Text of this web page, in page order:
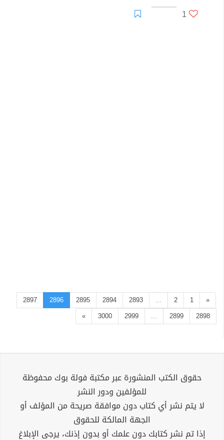
1
«
1
2
...
2893
2894
2895
2896
2897
2898
2899
...
2999
3000
»
حقوق الكتب المنشورة عبر مكتبة فولة بوك محفوظة
للمؤلفين ودور النشر
لا يتم نشر أي كتاب دون موافقة صريحة من المؤلف أو
الجهة المالكة للحقوق
إذا تم نشر كتابك دون علمك أو بدون إذنك، يرجى الإبلاغ